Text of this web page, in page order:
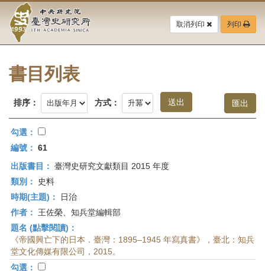
要
中
央
研
究
院-
臺
灣
史
研
究
所-
取消列印 列印
書目列表
排序： 方式：
勾選：
編號： 61
出版書目： 臺灣史研究文獻類目 2015 年度
類別：
史料
時期(主題)：
日治
作者：
王佐榮、知兵堂編輯部
題名 (點擊閱讀)：
《帝國興亡下的日本．臺灣：1895–1945 年寫真書》，臺北：知兵
堂文化傳媒有限公司，2015。
勾選：